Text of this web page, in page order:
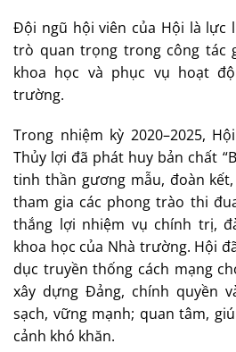
Đội ngũ hội viên của Hội là lực
trò quan trọng trong công tác
khoa học và phục vụ hoạt
trường.
Trong nhiệm kỳ 2020–2025,
Thủy lợi đã phát huy bản chất
tinh thần gương mẫu, đoàn
tham gia các phong trào thi
thắng lợi nhiệm vụ chính trị,
khoa học của Nhà trường. Hội
dục truyền thống cách mạng
xây dựng Đảng, chính quyền
sạch, vững mạnh; quan tâm,
cảnh khó khăn.